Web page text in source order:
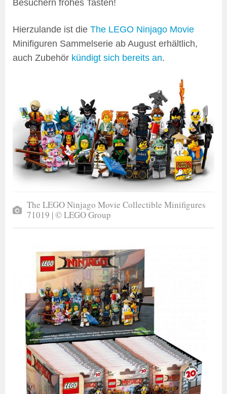
Besuchern frohes Tasten!
Hierzulande ist die The LEGO Ninjago Movie
Minifiguren Sammelserie ab August erhältlich,
auch Zubehör kündigt sich bereits an.
The LEGO Ninjago Movie Collectible Minifigures
71019 | © LEGO Group